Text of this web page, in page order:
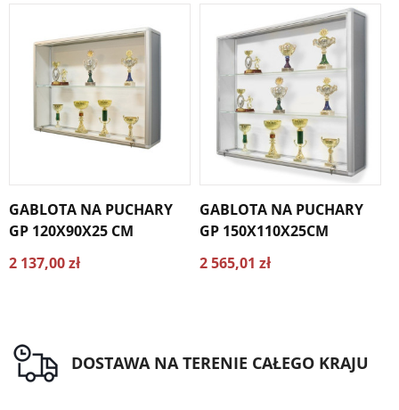
GABLOTA NA PUCHARY
GP 120X90X25 CM
2 137,00 zł
GABLOTA NA PUCHARY
GP 150X110X25CM
2 565,01 zł
DOSTAWA NA TERENIE CAŁEGO KRAJU